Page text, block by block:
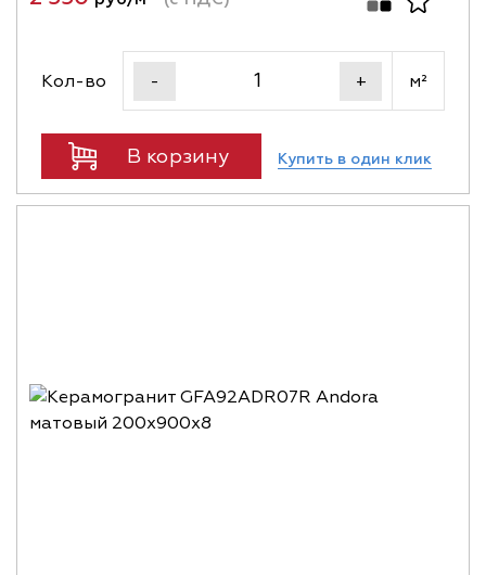
Кол-во - + м²
В корзину Купить в один клик